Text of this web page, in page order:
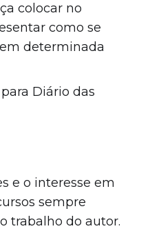
colocar no
como se
determinada
Diário das
e o interesse em
sempre
trabalho do autor.